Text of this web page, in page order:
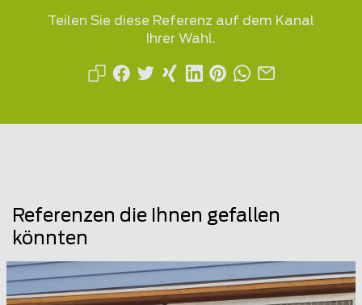
Teilen Sie diese Referenz auf dem Kanal
Ihrer Wahl.
Referenzen die Ihnen gefallen
könnten